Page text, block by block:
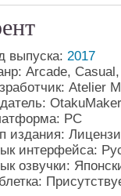
выпуска: 2017
Arcade,
Atelier
OtakuMaker
PC
издания:
интерфейса:
озвучки: